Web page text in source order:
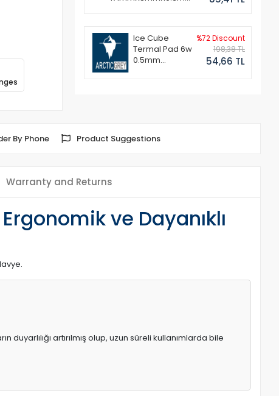
Ice Cube
Termal Pad 6w
0.5mm
%72 Discount
198,38 TL
54,66 TL
By Phone Product Suggestions
Warranty and Returns
ve Dayanıklı
artırılmış olup, uzun süreli kullanımlarda bile